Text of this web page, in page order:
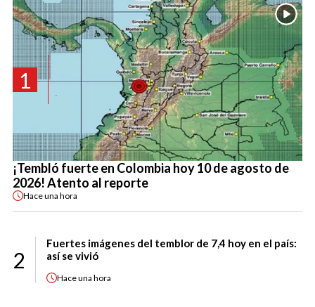
1
¡Tembló fuerte en Colombia hoy 10 de agosto de
2026! Atento al reporte
Haceuna hora
2
Fuertes imágenes del temblor de 7,4 hoy en el país:
así se vivió
Haceuna hora